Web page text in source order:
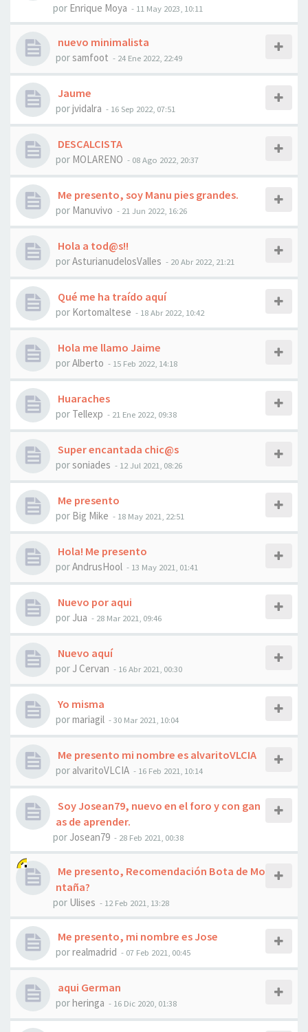
por Enrique Moya - 11 May 2023, 10:11
nuevo minimalista
porsamfoot - 24 Ene 2022, 22:49
Jaume
porjvidalra - 16 Sep 2022, 07:51
DESCALCISTA
por MOLARENO - 08 Ago 2022, 20:37
Me presento, soy Manu pies grandes.
por Manuvivo - 21 Jun 2022, 16:26
Hola a tod@s!!
porAsturianudelosValles - 20 Abr 2022, 21:21
Qué me ha traído aquí
por Kortomaltese - 18 Abr 2022, 10:42
Hola me llamo Jaime
porAlberto - 15 Feb 2022, 14:18
Huaraches
por Tellexp - 21 Ene 2022, 09:38
Super encantada chic@s
porsoniades - 12 Jul 2021, 08:26
Me presento
por Big Mike - 18 May 2021, 22:51
Hola! Me presento
porAndrusHool - 13 May 2021, 01:41
Nuevo por aqui
por Jua - 28 Mar 2021, 09:46
Nuevo aquí
por J Cervan - 16 Abr 2021, 00:30
Yo misma
pormariagil - 30 Mar 2021, 10:04
Me presento mi nombre es alvaritoVLCIA
por alvaritoVLCIA - 16 Feb 2021, 10:14
Soy Josean79, nuevo en el foro y con gan
as de aprender.
por Josean79 - 28 Feb 2021, 00:38
Me presento, Recomendación Bota de Mo
ntaña?
por Ulises - 12 Feb 2021, 13:28
Me presento, mi nombre es Jose
porrealmadrid - 07 Feb 2021, 00:45
aqui German
porheringa - 16 Dic 2020, 01:38